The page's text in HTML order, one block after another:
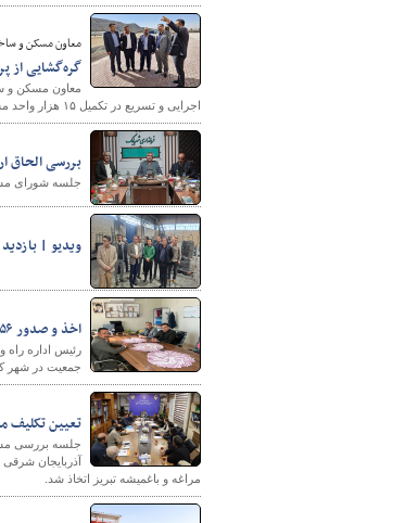
معاون مسکن و
گره‌گشایی از
معاون مسکن و
اجرایی و تسریع در تکمیل ۱۵ هزار واحد مسکونی در این شهر خبر داد.
بررسی الحاق
جلسه شورای
ویدیو |
اخذ و صدور ۷۵۶ فقره سند مالکیت طرح‌های نهضت ملی مسکن و جوانی جمعیت در شهر کارزین استان فارس
جمعیت در شهر
تعیین تکلیف
جلسه بررسی
آذربایجان
مراغه و باغمیشه تبریز اتخاذ شد.